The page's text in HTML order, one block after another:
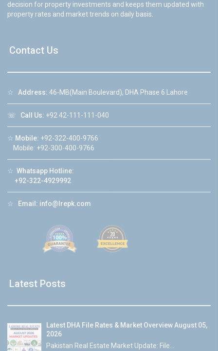
decision for property investments and keeps them updated with
property rates and market trends on daily basis.
Contact Us
☆ Address: 46-MB(Main Boulevard), DHA Phase 6 Lahore
☏ Call Us: +92 42-111-111-040
☆ Mobile: +92-322-400-9766
Mobile: +92-300-400-9766
☆ Whatsapp Hotline:
+92-322-4929992
☆ Email: info@lrepk.com
Latest Posts
Latest DHA File Rates & Market Overview August 05,
2026
Pakistan Real Estate Market Update: File...